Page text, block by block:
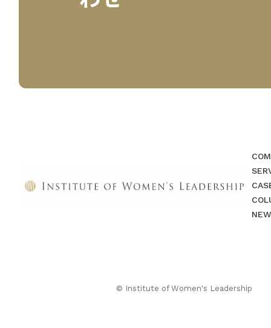
© Institute of Women's Leadership